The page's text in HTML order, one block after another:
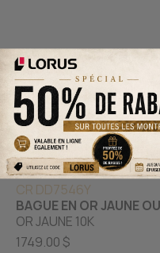
CR DD7546Y
BAGUE EN OR JAUNE
OR JAUNE 10K
1749.00 $